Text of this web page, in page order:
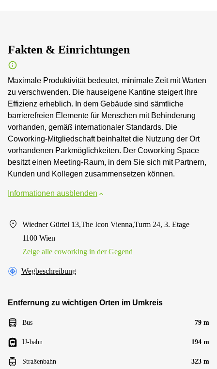
Fakten & Einrichtungen
Maximale Produktivität bedeutet, minimale Zeit mit Warten
zu verschwenden. Die hauseigene Kantine steigert Ihre
Effizienz erheblich. In dem Gebäude sind sämtliche
barrierefreien Elemente für Menschen mit Behinderung
vorhanden, gemäß internationaler Standards. Die
Coworking-Mitgliedschaft beinhaltet die Nutzung der Ort
vorhandenen Parkmöglichkeiten. Der Coworking Space
besitzt einen Meeting-Raum, in dem Sie sich mit Partnern,
Kunden und Kollegen zusammensetzen können.
Informationen ausblenden
Wiedner Gürtel 13,The Icon Vienna,Turm 24, 3. Etage
1100 Wien
Zeige alle сoworking in der Gegend
Wegbeschreibung
Entfernung zu wichtigen Orten im Umkreis
Bus 79 m
U-bahn 194 m
Straßenbahn 323 m